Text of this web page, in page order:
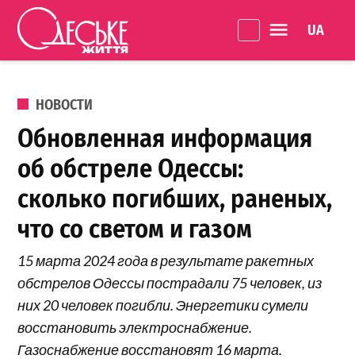
Перейти к содержанию
життя
ОПУБЛИКОВАНО В
НОВОСТИ
Обновленная информация
об обстреле Одессы:
сколько погибших, раненых,
что со светом и газом
15 марта 2024 года в результате ракетных
обстрелов Одессы пострадали 75 человек, из
них 20 человек погибли. Энергетики сумели
восстановить электроснабжение.
Газоснабжение восстановят 16 марта.